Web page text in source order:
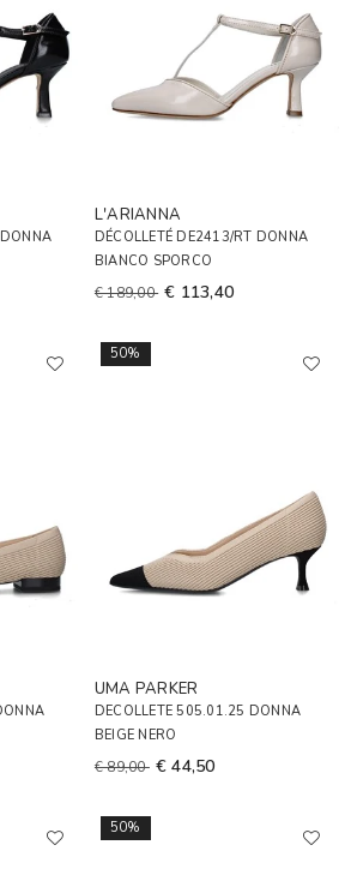
L'ARIANNA
DÉCOLLETÉ DE2413/RT DONNA
BIANCO SPORCO
€ 189,00 € 113,40
50%
UMA PARKER
DECOLLETE 505.01.25 DONNA
BEIGE NERO
€ 89,00 € 44,50
50%